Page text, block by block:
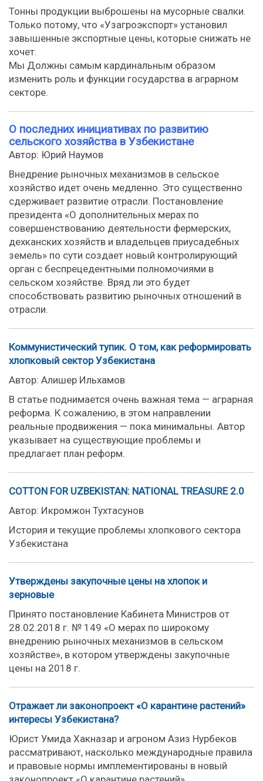
Тонны продукции выброшены на мусорные свалки.
Только потому, что «Узагроэкспорт» установил
завышенные экспортные цены, которые снижать не
хочет.
Мы Должны самым кардинальным образом
изменить роль и функции государства в аграрном
секторе.
О последних инициативах по развитию
сельского хозяйства в Узбекистане
Автор: Юрий Наумов
Внедрение рыночных механизмов в сельское
хозяйство идет очень медленно. Это существенно
сдерживает развитие отрасли. Постановление
президента «О дополнительных мерах по
совершенствованию деятельности фермерских,
дехканских хозяйств и владельцев приусадебных
земель» по сути создает новый контролирующий
орган с беспрецедентными полномочиями в
сельском хозяйстве. Вряд ли это будет
способствовать развитию рыночных отношений в
отрасли.
Коммунистический тупик. О том, как реформировать
хлопковый сектор Узбекистана
Автор: Алишер Ильхамов
В статье поднимается очень важная тема — аграрная
реформа. К сожалению, в этом направлении
реальные продвижения — пока минимальны. Автор
указывает на существующие проблемы и
предлагает план реформ.
COTTON FOR UZBEKISTAN: NATIONAL TREASURE 2.0
Автор: Икромжон Тухтасунов
История и текущие проблемы хлопкового сектора
Узбекистана
Утверждены закупочные цены на хлопок и
зерновые
Принято постановление Кабинета Министров от
28.02.2018 г. № 149 «О мерах по широкому
внедрению рыночных механизмов в сельском
хозяйстве», в котором утверждены закупочные
цены на 2018 г.
Отражает ли законопроект «О карантине растений»
интересы Узбекистана?
Юрист Умида Хакназар и агроном Азиз Нурбеков
рассматривают, насколько международные правила
и правовые нормы имплементированы в новый